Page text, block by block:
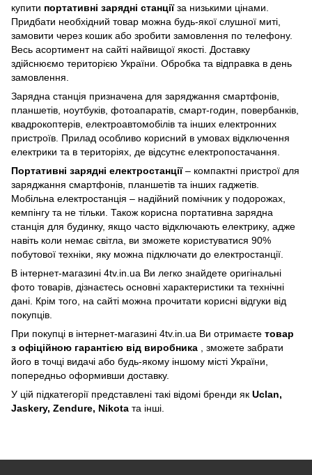
купити портативні зарядні станціїза низькими цінами.
Придбати необхідний товар можна будь-якої слушної миті,
замовити через кошик або зробити замовлення по телефону.
Весь асортимент на сайті найвищої якості. Доставку
здійснюємо територією України. Обробка та відправка в день
замовлення.
Зарядна станція призначена для заряджання смартфонів,
планшетів, ноутбуків, фотоапаратів, смарт-годин, повербанків,
квадрокоптерів, електроавтомобілів та інших електронних
пристроїв. Прилад особливо корисний в умовах відключення
електрики та в територіях, де відсутнє електропостачання.
Портативні зарядні електростанції– компактні пристрої для
заряджання смартфонів, планшетів та інших гаджетів.
Мобільна електростанція – надійний помічник у подорожах,
кемпінгу та не тільки. Також корисна портативна зарядна
станція для будинку, якщо часто відключають електрику, адже
навіть коли немає світла, ви зможете користуватися 90%
побутової техніки, яку можна підключати до електростанції.
В інтернет-магазині 4tv.in.ua Ви легко знайдете оригінальні
фото товарів, дізнаєтесь основні характеристики та технічні
дані. Крім того, на сайті можна прочитати корисні відгуки від
покупців.
При покупці в інтернет-магазині 4tv.in.ua Ви отримаєте товар
з офіційною гарантією від виробника , зможете забрати
його в точці видачі або будь-якому іншому місті України,
попередньо оформивши доставку.
У цій підкатегорії представлені такі відомі бренди як Uclan,
Jaskery, Zendure, Nikota та інші.